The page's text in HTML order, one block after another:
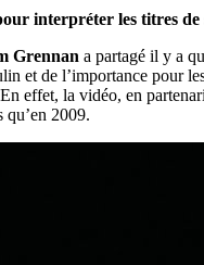
interpréter les titres
Grennan a partagé il y a
et de l’importance pour
effet, la vidéo, en
qu’en 2009.